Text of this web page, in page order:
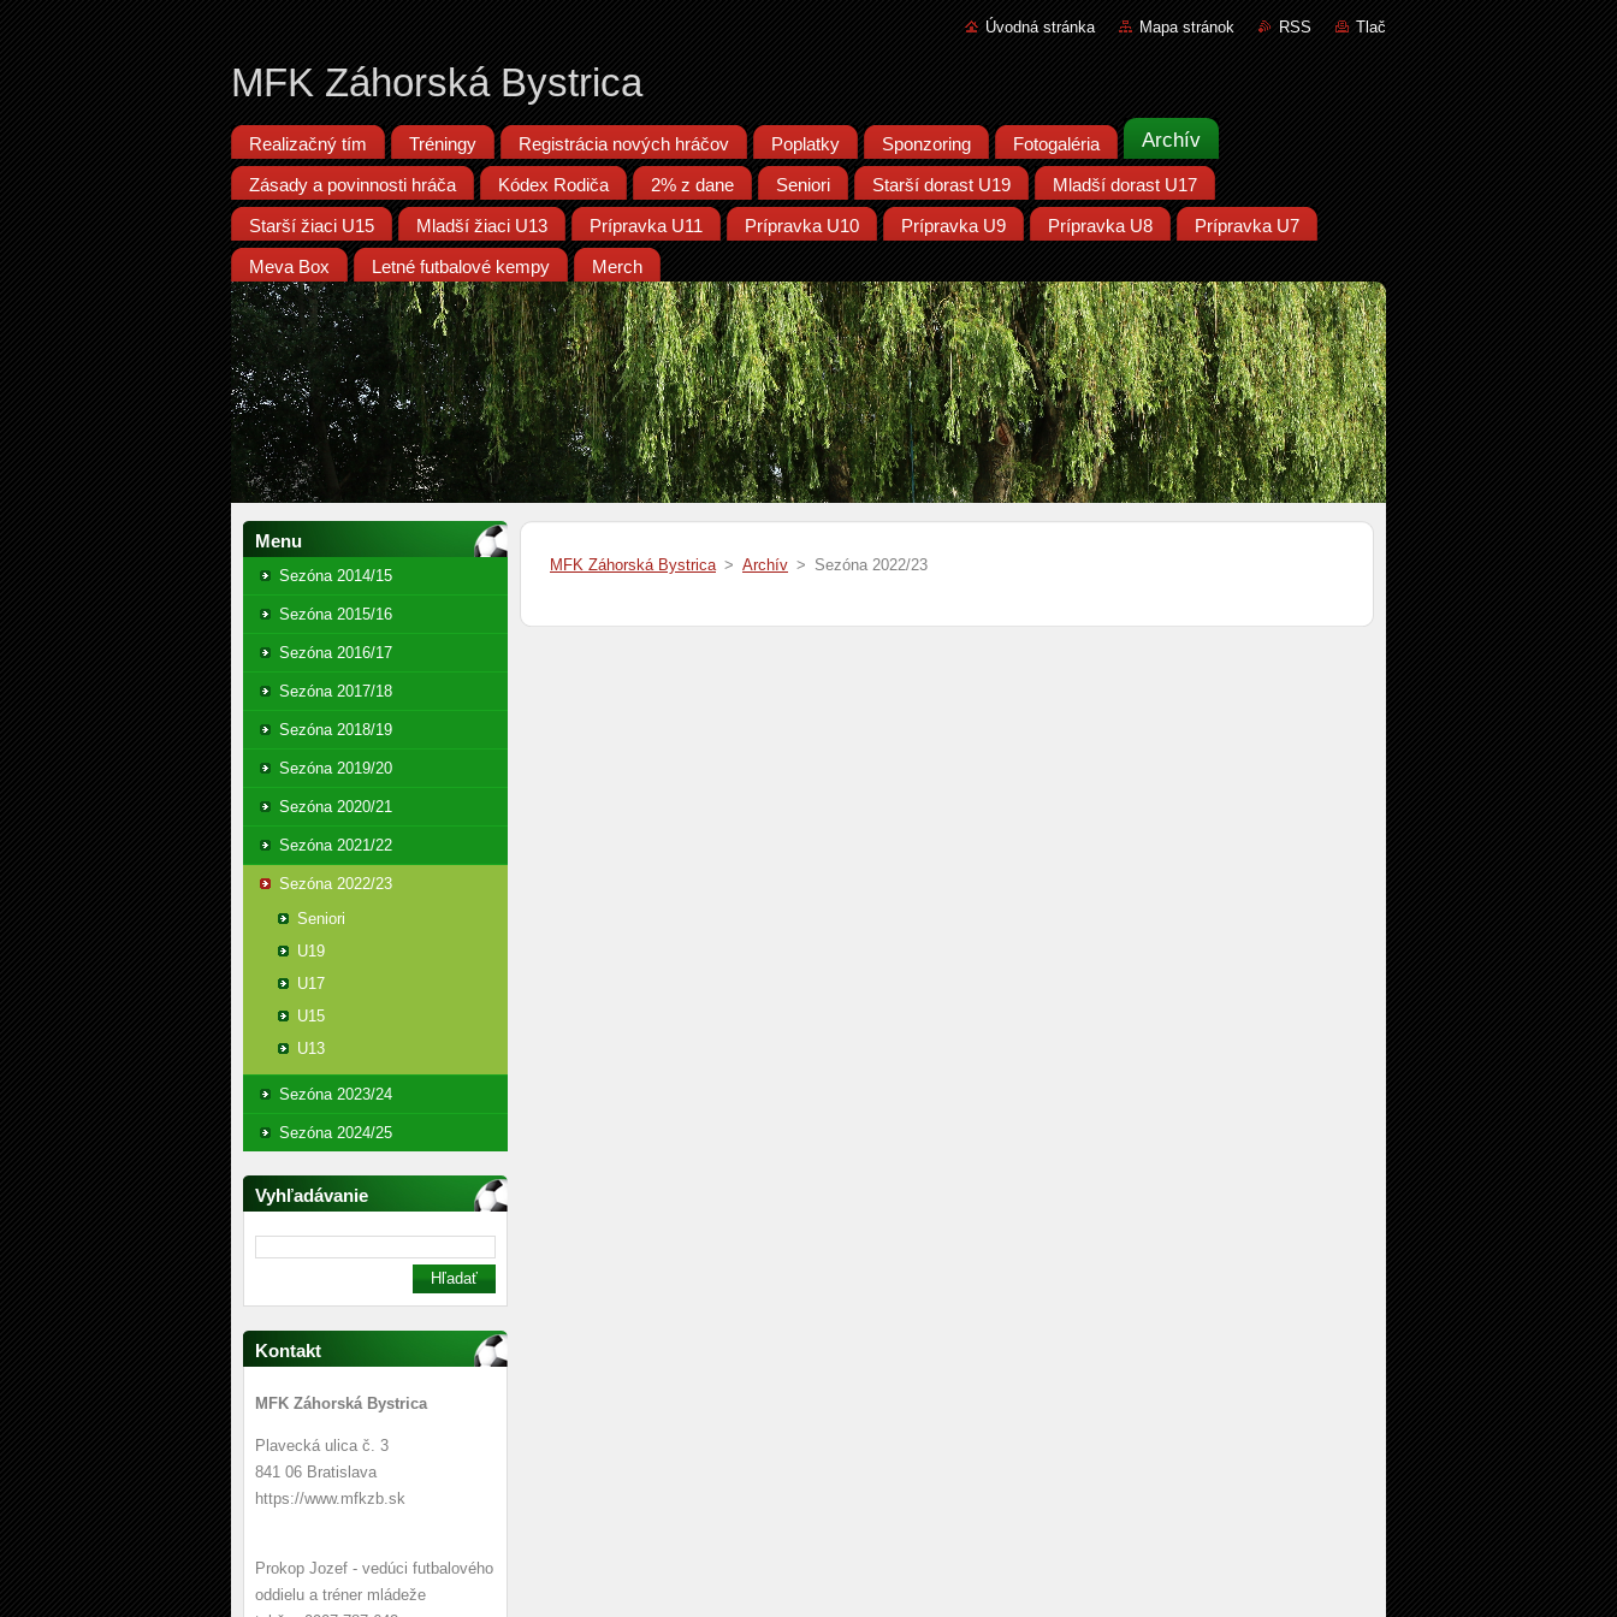
Úvodná stránka Mapa stránok RSS Tlač
MFK Záhorská Bystrica
Realizačný tím Tréningy Registrácia nových hráčov Poplatky Sponzoring Fotogaléria Archív
Zásady a povinnosti hráča Kódex Rodiča 2% z dane Seniori Starší dorast U19 Mladší dorast U17
Starší žiaci U15 Mladší žiaci U13 Prípravka U11 Prípravka U10 Prípravka U9 Prípravka U8 Prípravka U7
Meva Box Letné futbalové kempy Merch
Menu
Sezóna 2014/15
Sezóna 2015/16
Sezóna 2016/17
Sezóna 2017/18
Sezóna 2018/19
Sezóna 2019/20
Sezóna 2020/21
Sezóna 2021/22
Sezóna 2022/23
Seniori
U19
U17
U15
U13
Sezóna 2023/24
Sezóna 2024/25
Vyhľadávanie
Kontakt
MFK Záhorská Bystrica
Plavecká ulica č. 3
841 06 Bratislava
https://www.mfkzb.sk
Prokop Jozef - vedúci futbalového
oddielu a tréner mládeže
MFK Záhorská Bystrica > Archív > Sezóna 2022/23